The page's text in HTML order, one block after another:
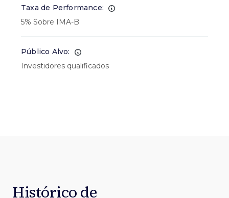
Taxa de Performance:
5% Sobre IMA-B
Público Alvo:
Investidores qualificados
Histórico de